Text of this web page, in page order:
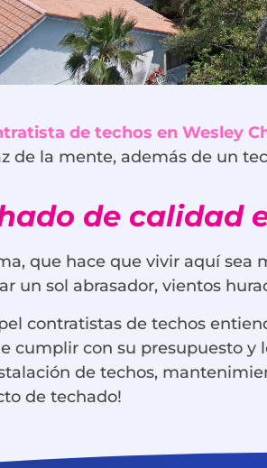
de techos en Wesley
de la mente, además de un
de calidad
que hace que vivir aquí
un sol abrasador, vientos
contratistas de techos
cumplir con su presupuesto
de techos,
de techado!